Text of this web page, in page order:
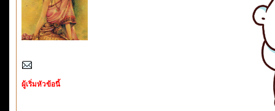
ผู้เริ่มหัวข้อนี้